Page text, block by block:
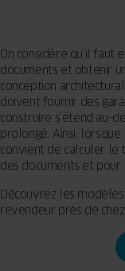
On considère qu’il faut
documents et obtenir un
conception
doivent fournir des
construire s’étend au-
prolongé. Ainsi, lorsque
convient de calculer le
des documents et pour
Découvrez les
revendeur près de